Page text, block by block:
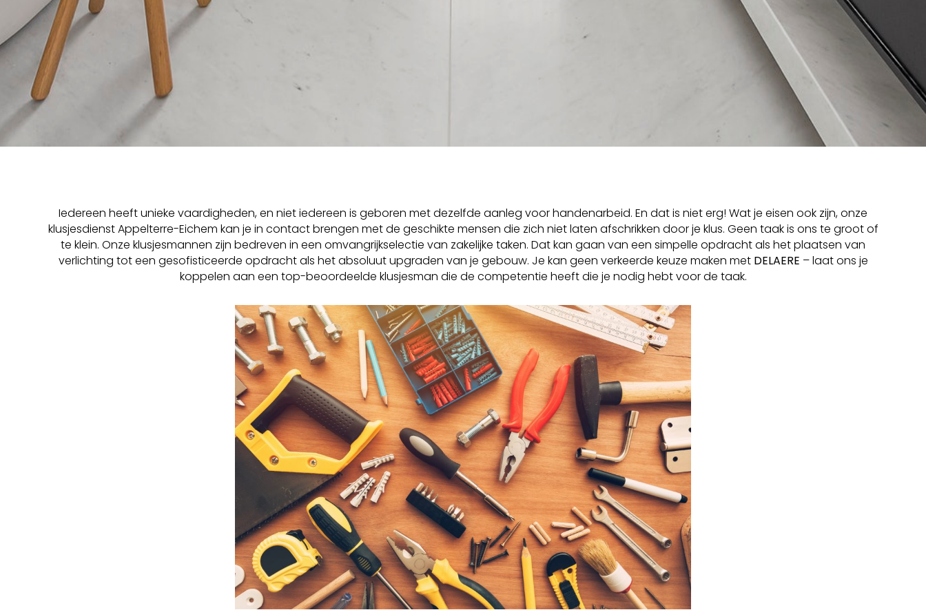
Iedereen heeft unieke vaardigheden, en niet iedereen is geboren met dezelfde aanleg voor handenarbeid. En dat is niet erg! Wat je eisen ook zijn, onze
klusjesdienst Appelterre-Eichem kan je in contact brengen met de geschikte mensen die zich niet laten afschrikken door je klus. Geen taak is ons te groot of
te klein. Onze klusjesmannen zijn bedreven in een omvangrijkselectie van zakelijke taken. Dat kan gaan van een simpelle opdracht als het plaatsen van
verlichting tot een gesofisticeerde opdracht als het absoluut upgraden van je gebouw. Je kan geen verkeerde keuze maken met DELAERE – laat ons je
koppelen aan een top-beoordeelde klusjesman die de competentie heeft die je nodig hebt voor de taak.